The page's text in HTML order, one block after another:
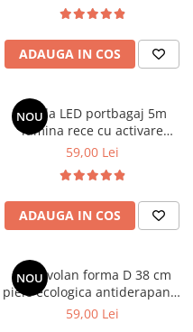
ADAUGA IN COS
NOU
Banda LED portbagaj 5m
lumina rece cu activare
automata 12V
59,00 Lei
ADAUGA IN COS
NOU
Husa volan forma D 38 cm
piele ecologica antiderapanta
pentru volan sport
59,00 Lei